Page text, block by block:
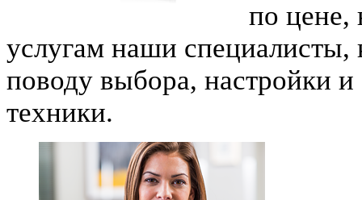
по
услугам наши специалисты,
поводу выбора, настройки
техники.